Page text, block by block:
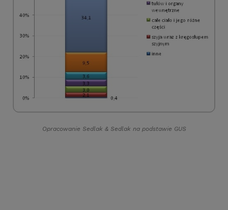
Opracowanie Sedlak &Sedlak na podstawie GUS